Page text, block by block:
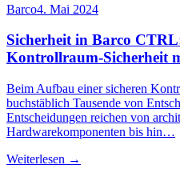
Barco4. Mai 2024
Sicherheit in Barco
Kontrollraum-Sicherheit
Beim Aufbau einer sicheren
buchstäblich Tausende von
Entscheidungen reichen von
Hardwarekomponenten bis hin…
Weiterlesen →